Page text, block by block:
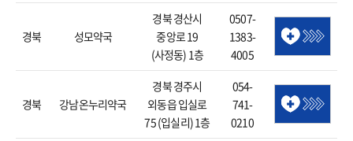
경북 성모약국
경북 경산시
중앙로 19
(사정동) 1층
0507-
1383-
4005
경북 강남온누리약국
경북 경주시
외동읍 입실로
75 (입실리) 1층
054-
741-
0210